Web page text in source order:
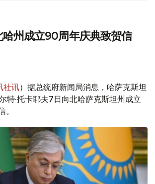
哈州成立90周年庆典致贺信
社讯）据总统府新闻局消息，哈萨克斯坦
特·托卡耶夫7日向北哈萨克斯坦州成立